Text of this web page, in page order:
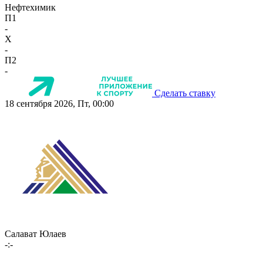
Нефтехимик
П1
-
X
-
П2
-
Сделать ставку
18 сентября 2026, Пт, 00:00
Салават Юлаев
-:-